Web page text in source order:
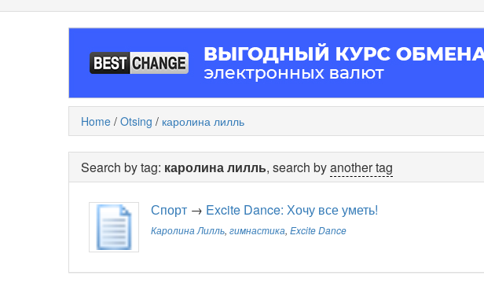
Home / Otsing / каролина лилль
Search by tag: каролина лилль, search byanother tag
Спорт → Excite Dance: Хочу все уметь!
Каролина Лилль, гимнастика, Excite Dance